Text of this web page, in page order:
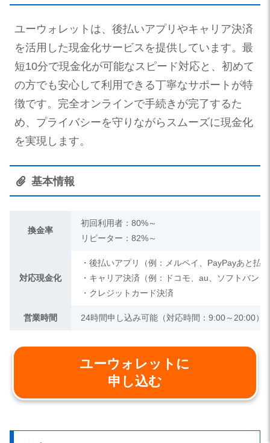
ユーウォレットは、後払いアプリやキャリア決済
を活用した現金化サービスを提供しています。最
短10分で現金化が可能なスピード対応と、初めて
の方でも安心して利用できる丁寧なサポートが特
徴です。完全オンラインで手続きが完了するた
め、プライバシーを守りながらスムーズに現金化
を実現します。
基本情報
換金率
初回利用者：80%～
リピーター：82%～
対応現金化
・後払いアプリ（例：メルペイ、PayPayあと払
・キャリア決済（例：ドコモ、au、ソフトバンク
・クレジットカード決済
営業時間 24時間申し込み可能（対応時間：9:00～20:00）
ユーウォレットに
申し込む